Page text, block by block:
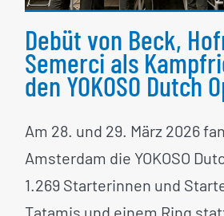
Debüt von Beck,
Semerci als
den YOKOSO Dutch
Am 28. und 29. März 2026
Amsterdam die YOKOSO
1.269 Starterinnen und
Tatamis und einem Ring